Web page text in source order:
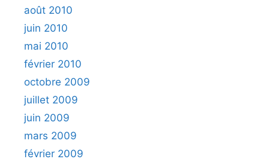
août 2010
juin 2010
mai 2010
février 2010
octobre 2009
juillet 2009
juin 2009
mars 2009
février 2009